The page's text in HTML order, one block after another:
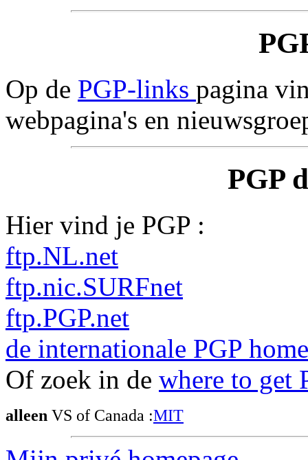
Op de PGP-links pagina
webpagina's en
PGP
Hier vind je PGP :
ftp.NL.net
ftp.nic.SURFnet
ftp.PGP.net
de internationale PGP
Of zoek in de where to get
alleen VS of Canada :MIT